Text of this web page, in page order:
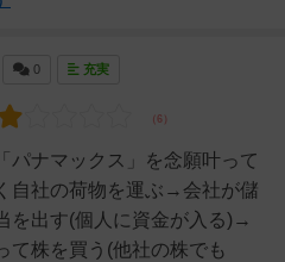
0 充実
パナマックス」を念願叶って
自社の荷物を運ぶ→会社が儲
を出す(個人に資金が入る)→
て株を買う(他社の株でも